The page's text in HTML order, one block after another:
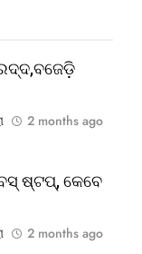
2 months ago
ଷ୍ଟପ୍‌, କେବେ
2 months ago